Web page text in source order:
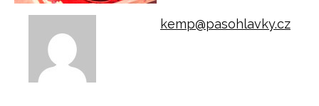
kemp@pasohlavky.cz